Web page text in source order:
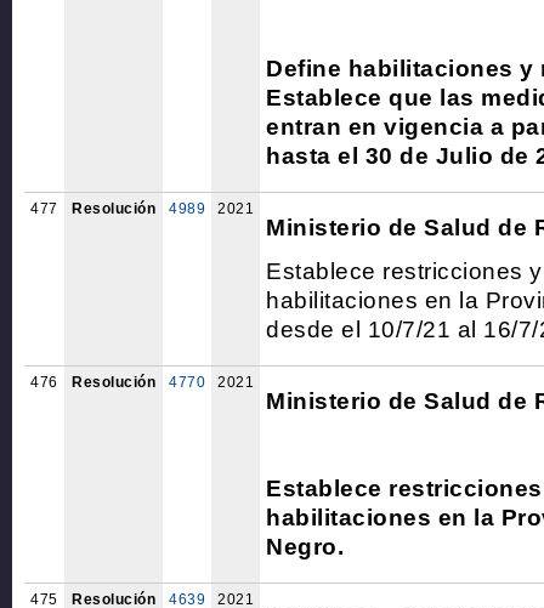
Define habilitaciones y
Establece que las
entran en vigencia a
hasta el 30 de Julio de
477 Resolución 4989 2021
Ministerio de Salud de
Establece restricciones
habilitaciones en la
desde el 10/7/21 al 16/7/
476 Resolución 4770 2021
Ministerio de Salud de
Establece
habilitaciones en la
Negro.
475 Resolución 4639 2021